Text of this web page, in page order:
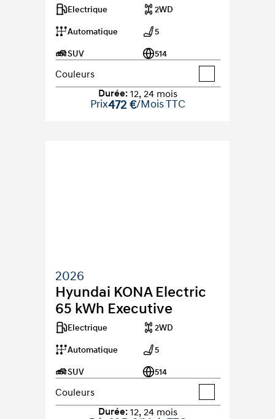
Electrique 2WD
Automatique 5
SUV 514
Couleurs
Durée: 12, 24 mois
Prix472 €/Mois TTC
2026
Hyundai KONA Electric
65 kWh Executive
Electrique 2WD
Automatique 5
SUV 514
Couleurs
Durée: 12, 24 mois